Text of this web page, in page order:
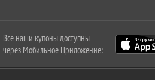
Все наши купоны доступны
через Мобильное Приложение: